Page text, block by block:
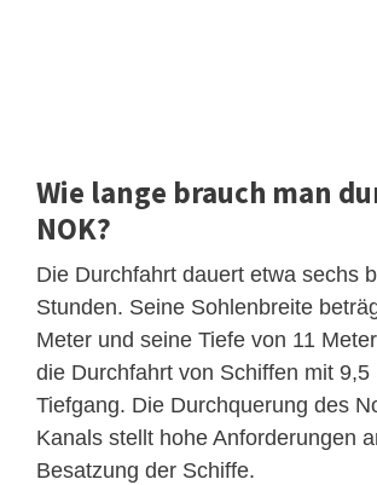
Wie lange brauch man
NOK?
Die Durchfahrt dauert etwa sechs
Stunden. Seine Sohlenbreite
Meter und seine Tiefe von 11
die Durchfahrt von Schiffen mit 9,5
Tiefgang. Die Durchquerung des
Kanals stellt hohe Anforderungen
Besatzung der Schiffe.